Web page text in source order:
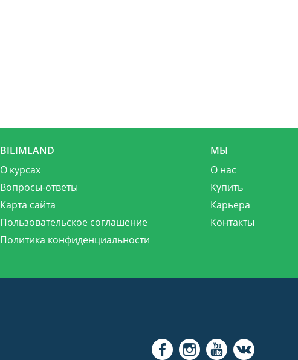
BILIMLAND
О курсах
Вопросы-ответы
Карта сайта
Пользовательское соглашение
Политика конфиденциальности
МЫ
О нас
Купить
Карьера
Контакты